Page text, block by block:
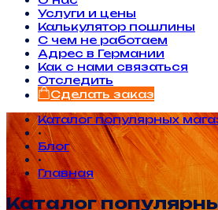
Услуги и цены
Калькулятор пошлины
С чем не работаем
Адрес в Германии
Как с нами связаться
Отследить
Сделать заказ
Каталог популярных
•
Блог
•
Главная
Каталог